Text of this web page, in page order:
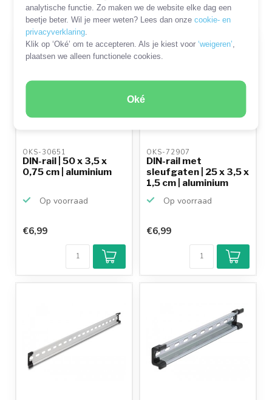
analytische functie. Zo maken we de website elke dag een
beetje beter. Wil je meer weten? Lees dan onzecookie- en
privacyverklaring
Klik op ‘Oké’ om te accepteren. Als je kiest voor‘weigeren’
plaatsen we alleen functionele cookies.
Oké
Filters SORTEER OP
OKS-30651
DIN-rail | 50 x 3,5 x
0,75 cm | aluminium
Op voorraad
€6,99
OKS-72907
DIN-rail met
sleufgaten | 25 x 3,5 x
1,5 cm | aluminium
Op voorraad
€6,99